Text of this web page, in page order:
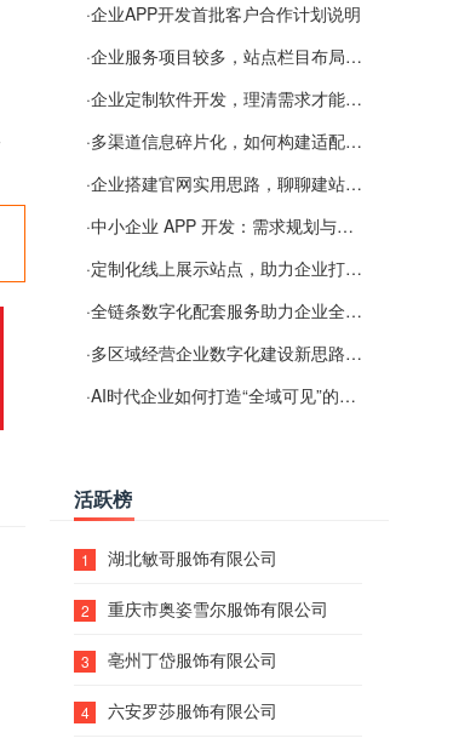
·企业APP开发首批客户合作计划说明
·企业服务项目较多，站点栏目布局规划参考思路
·企业定制软件开发，理清需求才能提升数字化落地效率
·多渠道信息碎片化，如何构建适配 AI 检索的品牌信息源
·企业搭建官网实用思路，聊聊建站容易忽视的问题
·中小企业 APP 开发：需求规划与项目落地避坑经验分享
·定制化线上展示站点，助力企业打通线上经营渠道
·全链条数字化配套服务助力企业全域线上经营
·多区域经营企业数字化建设新思路：多端载体与地域检索一体化落地思路分享
·AI时代企业如何打造“全域可见”的数字资产？梓彤超越给出新解法
活跃榜
1 湖北敏哥服饰有限公司
2 重庆市奥姿雪尔服饰有限公司
3 亳州丁岱服饰有限公司
4 六安罗莎服饰有限公司